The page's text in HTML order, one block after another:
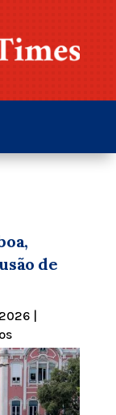
de
|